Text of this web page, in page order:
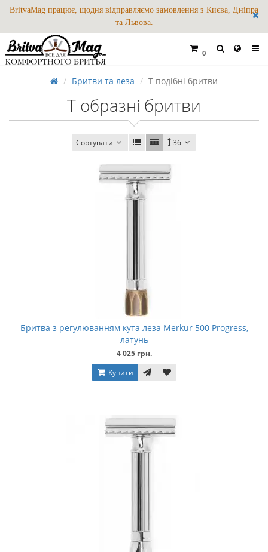
BritvaMag працює, щодня відправляємо замовлення з Києва, Дніпра
та Львова.
0
Бритви та леза Т подібні бритви
Т образні бритви
Сортувати 36
Бритва з регулюванням кута леза Merkur 500 Progress,
латунь
4 025 грн.
Купити